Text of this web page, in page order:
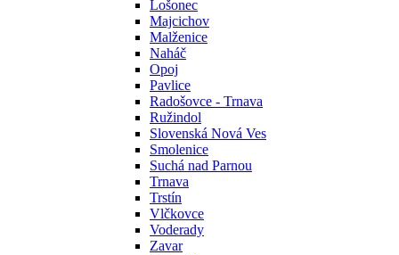
Lošonec
Majcichov
Malženice
Naháč
Opoj
Pavlice
Radošovce - Trnava
Ružindol
Slovenská Nová Ves
Smolenice
Suchá nad Parnou
Trnava
Trstín
Vlčkovce
Voderady
Zavar